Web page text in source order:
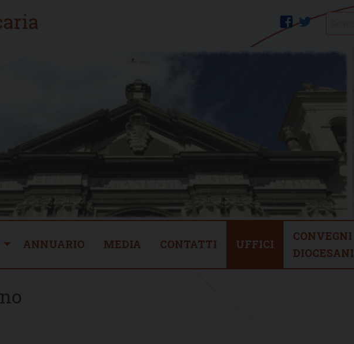
twitter
facebook
ANNUARIO MEDIA CONTATTI UFFICI
CONVEGNI
DIOCESANI